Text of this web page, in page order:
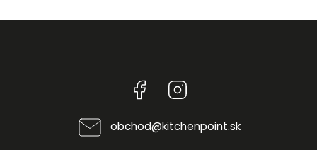
Facebook
obchod@kitchenpoint.sk